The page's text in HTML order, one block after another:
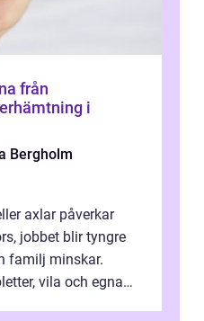
i
Bergholm
axlar påverkar
jobbet blir tyngre
familj minskar.
vila och egna